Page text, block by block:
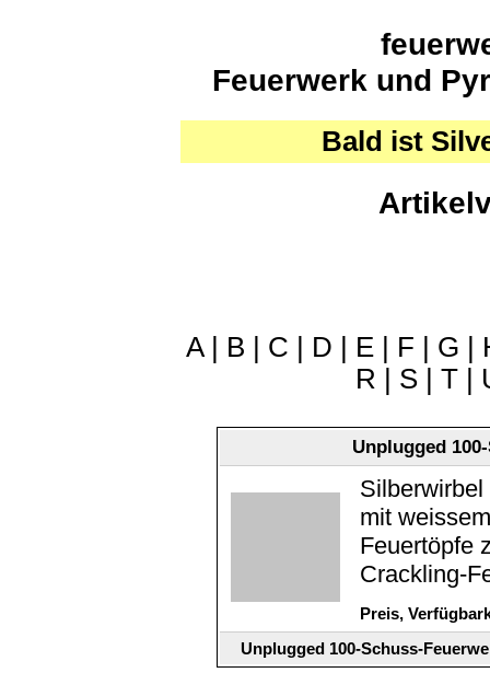
Feuerwerk und
Bald ist
A| B C D E| F G
R
S| T|
Unplugged
mit
Feuertöpfe
Crackling-
Preis,
Unplugged 100-Schuss-